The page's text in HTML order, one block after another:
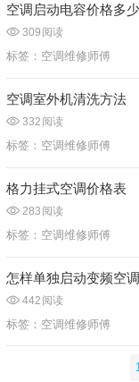
空调启动电容价格多
309 阅读
标签： 空调维修师傅
空调室外机清洗方法
332 阅读
标签： 空调维修师傅
格力挂式空调价格表
283 阅读
标签： 空调维修师傅
怎样单独启动变频空
442 阅读
标签： 空调维修师傅
1